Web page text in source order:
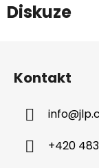
Diskuze
Kontakt
info@
+420